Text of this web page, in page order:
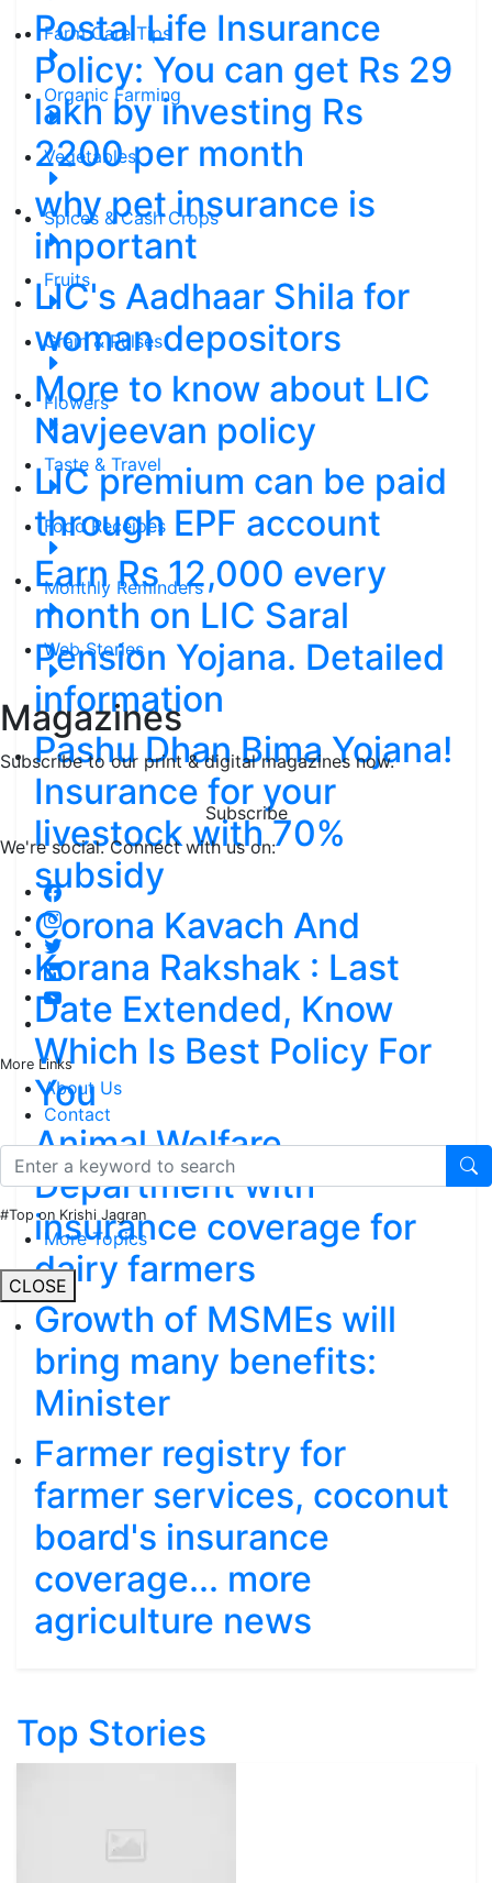
Farm Care Tips
Organic Farming
Vegetables
Spices & Cash Crops
Fruits
Grain & Pulses
Flowers
Taste & Travel
Food Receipes
Monthly Reminders
Web Stories
Magazines
Subscribe to our print & digital magazines now.
Subscribe
We're social. Connect with us on:
More Links
About Us
Contact
#Top on Krishi Jagran
More Topics
CLOSE
Postal Life Insurance
Policy: You can get Rs 29
lakh by investing Rs
2200 per month
why pet insurance is
important
LIC's Aadhaar Shila for
woman depositors
More to know about LIC
Navjeevan policy
LIC premium can be paid
through EPF account
Earn Rs 12,000 every
month on LIC Saral
Pension Yojana. Detailed
information
Pashu Dhan Bima Yojana!
Insurance for your
livestock with 70%
subsidy
Corona Kavach And
Korana Rakshak : Last
Date Extended, Know
Which Is Best Policy For
You
Animal Welfare
Department with
insurance coverage for
dairy farmers
Growth of MSMEs will
bring many benefits:
Minister
Farmer registry for
farmer services, coconut
board's insurance
coverage... more
agriculture news
Top Stories